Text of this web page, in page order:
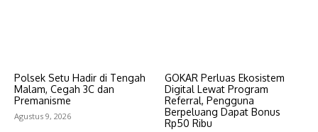
Polsek Setu Hadir di Tengah
Malam, Cegah 3C dan
Premanisme
Agustus 9, 2026
GOKAR Perluas Ekosistem
Digital Lewat Program
Referral, Pengguna
Berpeluang Dapat Bonus
Rp50 Ribu